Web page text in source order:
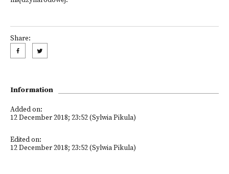
Share:
Information
Added on:
12 December 2018; 23:52 (Sylwia Pikula)
Edited on:
12 December 2018; 23:52 (Sylwia Pikula)